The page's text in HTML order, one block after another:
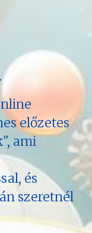
előzetes
ami
és
szeretnél